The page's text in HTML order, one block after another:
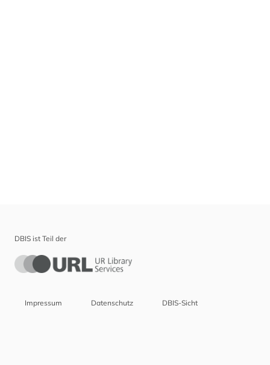
DBIS ist Teil der
Impressum Datenschutz DBIS-Sicht